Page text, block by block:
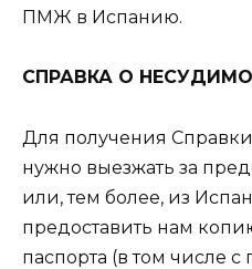
ПМЖ в Испанию.
СПРАВКА О
Для получения
нужно выезжать за
или, тем более, из
предоставить нам
паспорта (в том числе с